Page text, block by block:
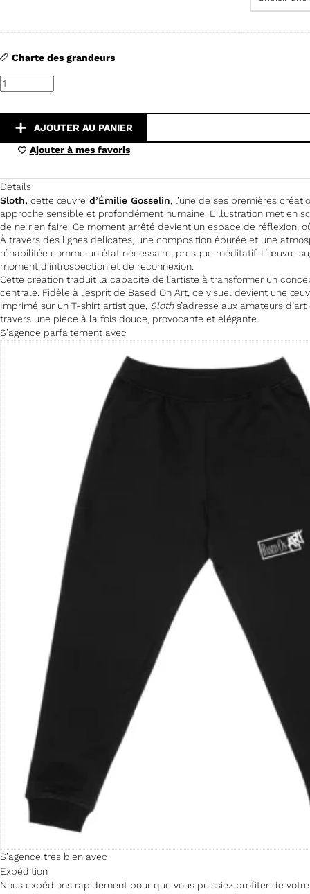
Charte des grandeurs
quantité
de
AJOUTER AU PANIER
Ajouter à mes favoris
Détails
Sloth, cette œuvre d’Émilie Gosselin , l’une de ses premières
approche sensible et profondément humaine. L’illustration met en
de ne rien faire. Ce moment arrêté devient un espace de réflexion,
À travers des lignes délicates, une composition épurée et une
réhabilitée comme un état nécessaire, presque méditatif. L’œuvre
moment d’introspection et de reconnexion.
Cette création traduit la capacité de l’artiste à transformer un
centrale. Fidèle à l’esprit de Based On Art, ce visuel devient une
Imprimé sur un T-shirt artistique, Sloths’adresse aux amateurs
travers une pièce à la fois douce, provocante et élégante.
S’agence parfaitement avec
S’agence très bien avec
Expédition
Nous expédions rapidement pour que vous puissiez profiter de